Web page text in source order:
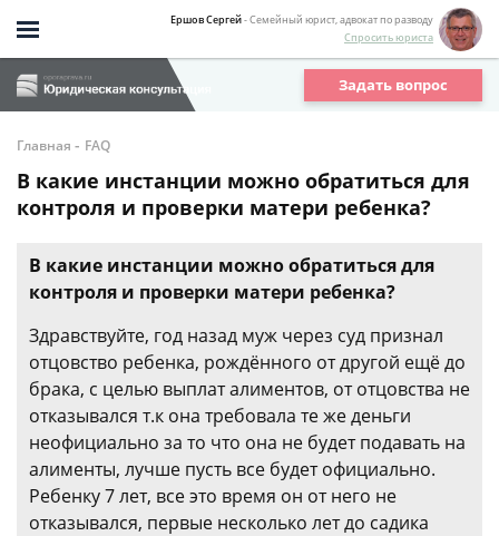
Ершов Сергей- Семейный юрист, адвокат по разводу
Спросить юриста
Задать вопрос
Главная - FAQ
В какие инстанции можно обратиться для
контроля и проверки матери ребенка?
В какие инстанции можно обратиться для
контроля и проверки матери ребенка?
Здравствуйте, год назад муж через суд признал
отцовство ребенка, рождённого от другой ещё до
брака, с целью выплат алиментов, от отцовства не
отказывался т.к она требовала те же деньги
неофициально за то что она не будет подавать на
алименты, лучше пусть все будет официально.
Ребенку 7 лет, все это время он от него не
отказывался, первые несколько лет до садика